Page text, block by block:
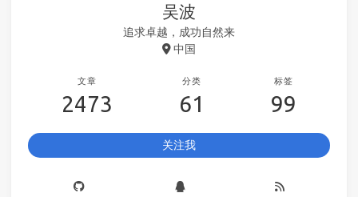
吴波
追求卓越，成功自然来
中国
文章
2473
分类
61
标签
99
关注我